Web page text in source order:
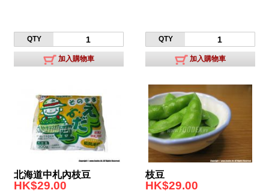
QTY
加入購物車
QTY
加入購物車
北海道中札內枝豆
HK$29.00
枝豆
HK$29.00